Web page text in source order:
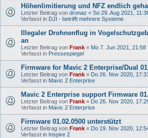
Höhenlimitierung und NFZ endlich
Letzter Beitrag von dronaz « So 29. Aug 2021,
Verfasst in DJI - betrifft mehrere Systeme
Illegaler Drohnenflug in
an
Letzter Beitrag von Frank « Mo 7. Jun 2021, 21:58
Verfasst in Pressespiegel
Firmware for Mavic 2 Enterprise/Dual
Letzter Beitrag von Frank « Do 26. Nov 2020, 17:31
Verfasst in Mavic 2 Enterprise
Mavic 2 Enterprise support Firmware
Letzter Beitrag von Frank « Do 26. Nov 2020,
Verfasst in Mavic 2 Enterprise
Firmware 01.02.0500 unterstützt
Letzter Beitrag von Frank « Do 19. Nov 2020,
Verfasst in Inspire 2